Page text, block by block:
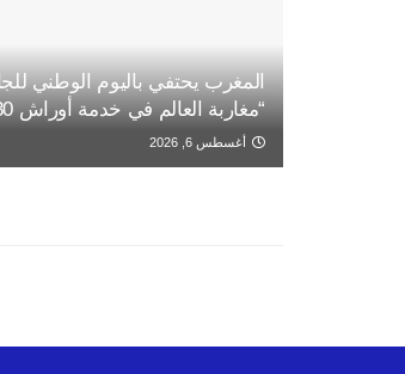
المغرب يحتفي باليوم الوطني
“مغاربة العالم في خدمة أوراش 2030”
أغسطس 6, 2026